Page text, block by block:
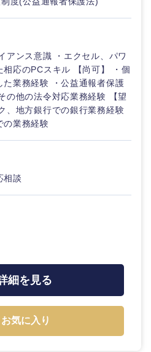
アンス意識 ・エクセル、パワ
相応のPCスキル 【尚可】 ・個
た業務経験 ・公益通報者保護
の他の法令対応業務経験 【望
、地方銀行での銀行業務経験
の業務経験
相談
細を見る
お気に入り